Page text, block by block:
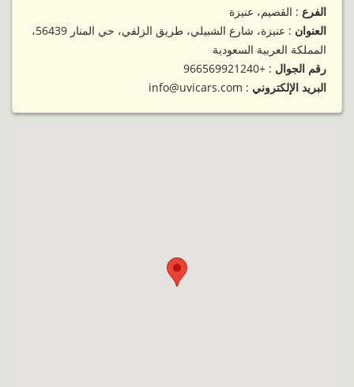
الفرع : القصيم، عنيزة
العنوان
: عنيزة، شارع الشبيلي، طريق الزلفي، حي المنار 56439،
المملكة العربية السعودية
رقم الجوال :
+966569921240
البريد الإلكتروني : info@uvicars.com